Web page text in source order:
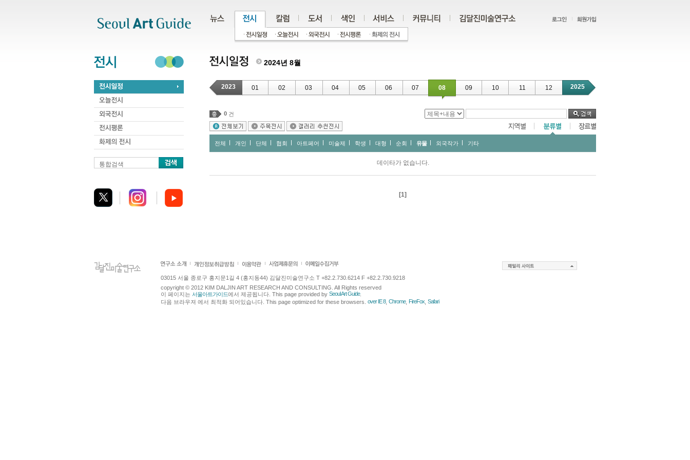
통합검색
2024년 8월
2023 01 02 03 04 05 06 07 08 09 10 11 12 2025
0 건
전체 개인 단체 협회 아트페어 미술제 학생 대형 순회 유물 외국작가 기타
데이타가 없습니다.
[1]
03015 서울 종로구 홍지문1길 4 (홍지동44) 김달진미술연구소 T +82.2.730.6214 F +82.2.730.9218
copyright © 2012 KIM DALJIN ART RESEARCH AND CONSULTING. All Rights reserved
이 페이지는 서울아트가이드에서 제공됩니다. This page provided by Seoul Art Guide.
다음 브라우져 에서 최적화 되어있습니다. This page optimized for these browsers. over IE 8, Chrome, FireFox Safari